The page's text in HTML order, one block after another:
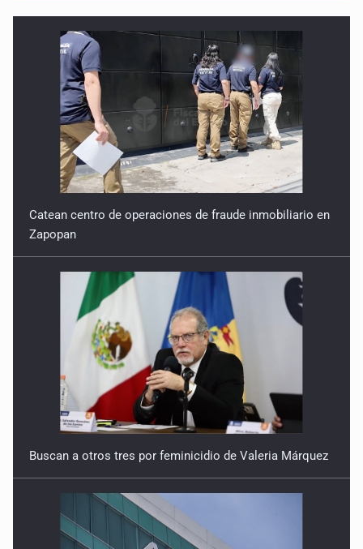
Catean centro de operaciones de fraude inmobiliario en
Zapopan
Buscan a otros tres por feminicidio de Valeria Márquez